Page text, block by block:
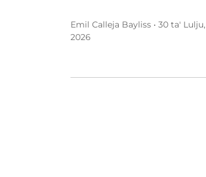
Emil Calleja Bayliss • 30 ta' Lulju,
2026